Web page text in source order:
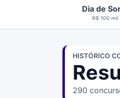
Dia de
R$ 100 mil
HISTÓRICO
290